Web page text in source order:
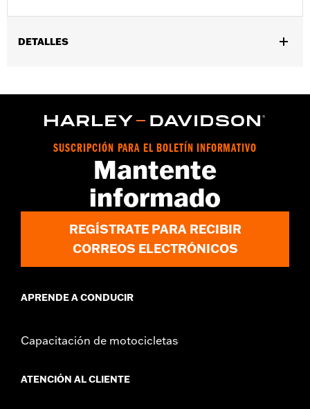
DETALLES
WARNING: Use only H-D® approved tires. See an H-D® dealer.
from different manufacturers on the same
motorcycle, can adversely affect stability, which
could result in death or serious injury.
SUSCRIPCIÓN PARA EL BOLETÍN INFORMATIVO
Mantente
informado
REGÍSTRATE PARA RECIBIR
CORREOS ELECTRÓNICOS
APRENDE A CONDUCIR
Capacitación de motocicletas
ATENCIÓN AL CLIENTE